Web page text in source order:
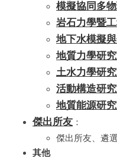
模擬協同多
岩石力學暨
地下水模擬
地質力學研
土水力學研
活動構造研
地質能源研
傑出所友 ：
傑出所友、遴
其他